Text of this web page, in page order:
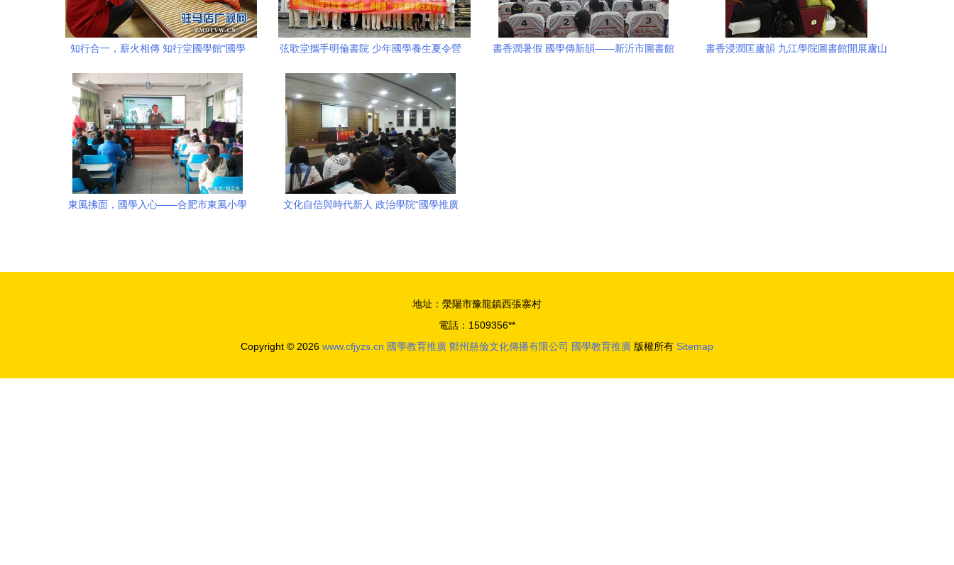
知行合一，薪火相傳 知行堂國學館“國學
弦歌堂攜手明倫書院 少年國學養生夏令營
書香潤暑假 國學傳新韻——新沂市圖書館
書香浸潤匡廬韻 九江學院圖書館開展廬山
東風拂面，國學入心——合肥市東風小學
文化自信與時代新人 政治學院“國學推廣
地址：滎陽市豫龍鎮西張寨村
電話：1509356**
Copyright © 2026 www.cfjyzs.cn 國學教育推廣 鄭州慈儉文化傳播有限公司 國學教育推廣 版權所有 Sitemap